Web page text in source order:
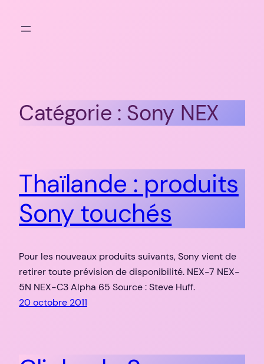
Catégorie : Sony NEX
Thaïlande : produits
Sony touchés
Pour les nouveaux produits suivants, Sony vient de
retirer toute prévision de disponibilité. NEX-7 NEX-
5N NEX-C3 Alpha 65 Source : Steve Huff.
20 octobre 2011